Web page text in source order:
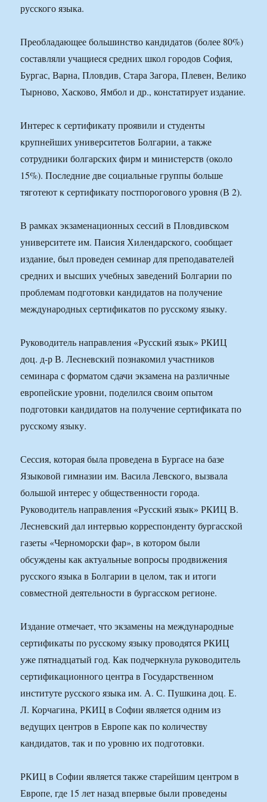
русского языка.
Преобладающее большинство кандидатов (более 80%)
составляли учащиеся средних школ городов София,
Бургас, Варна, Пловдив, Стара Загора, Плевен, Велико
Тырново, Хасково, Ямбол и др., констатирует издание.
Интерес к сертификату проявили и студенты
крупнейших университетов Болгарии, а также
сотрудники болгарских фирм и министерств (около
15%). Последние две социальные группы больше
тяготеют к сертификату постпорогового уровня (В 2).
В рамках экзаменационных сессий в Пловдивском
университете им. Паисия Хилендарского, сообщает
издание, был проведен семинар для преподавателей
средних и высших учебных заведений Болгарии по
проблемам подготовки кандидатов на получение
международных сертификатов по русскому языку.
Руководитель направления «Русский язык» РКИЦ
доц. д-р В. Лесневский познакомил участников
семинара с форматом сдачи экзамена на различные
европейские уровни, поделился своим опытом
подготовки кандидатов на получение сертификата по
русскому языку.
Сессия, которая была проведена в Бургасе на базе
Языковой гимназии им. Васила Левского, вызвала
большой интерес у общественности города.
Руководитель направления «Русский язык» РКИЦ В.
Лесневский дал интервью корреспонденту бургасской
газеты «Черноморски фар», в котором были
обсуждены как актуальные вопросы продвижения
русского языка в Болгарии в целом, так и итоги
совместной деятельности в бургасском регионе.
Издание отмечает, что экзамены на международные
сертификаты по русскому языку проводятся РКИЦ
уже пятнадцатый год. Как подчеркнула руководитель
сертификационного центра в Государственном
институте русского языка им. А. С. Пушкина доц. Е.
Л. Корчагина, РКИЦ в Софии является одним из
ведущих центров в Европе как по количеству
кандидатов, так и по уровню их подготовки.
РКИЦ в Софии является также старейшим центром в
Европе, где 15 лет назад впервые были проведены